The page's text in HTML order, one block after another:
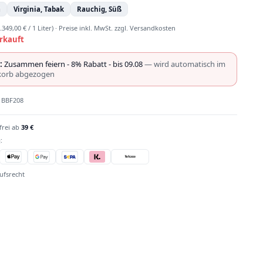
Virginia, Tabak Rauchig, Süß
€ / 1 Liter) · Preise inkl. MwSt. zzgl. Versandkosten
Zusammen feiern - 8% Rabatt - bis 09.08— wird automatisch im
abgezogen
BBF208
ab 39 €